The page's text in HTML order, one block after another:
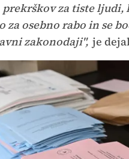
za tiste ljudi,
osebno rabo in se
zakonodaji", je